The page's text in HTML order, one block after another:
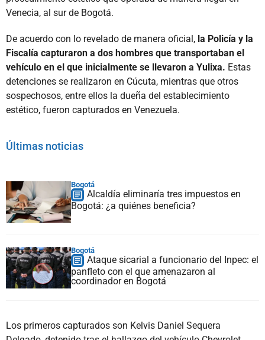
Venecia, al sur de Bogotá.
De acuerdo con lo revelado de manera oficial, la Policía y la
Fiscalía capturaron a dos hombres que transportaban el
vehículo en el que inicialmente se llevaron a Yulixa. Estas
detenciones se realizaron en Cúcuta, mientras que otros
sospechosos, entre ellos la dueña del establecimiento
estético, fueron capturados en Venezuela.
Últimas noticias
Bogotá
Alcaldía eliminaría tres impuestos en
Bogotá: ¿a quiénes beneficia?
Bogotá
Ataque sicarial a funcionario del Inpec: el
panfleto con el que amenazaron al
coordinador en Bogotá
Los primeros capturados son Kelvis Daniel Sequera